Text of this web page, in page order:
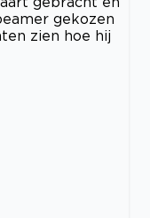
gekozen
zien hoe hij